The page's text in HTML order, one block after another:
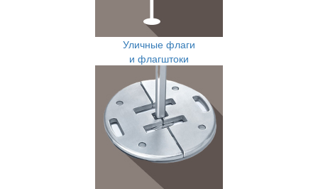
Уличные флаги
и флагштоки